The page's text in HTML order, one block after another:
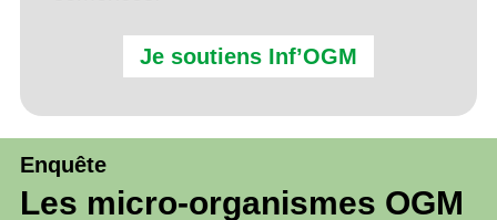
Je soutiens Inf’OGM
Enquête
Les micro-organismes OGM